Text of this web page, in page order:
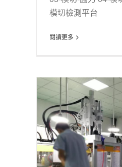
模切檢測平台
閱讀更多